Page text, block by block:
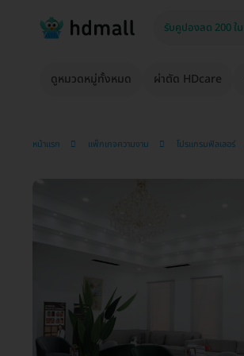
ดูหมวดหมู่ทั้งหมด ผ่าตัด HDcare
หน้าแรก แพ็กเกจความงาม โปรแกรมฟิลเลอร์